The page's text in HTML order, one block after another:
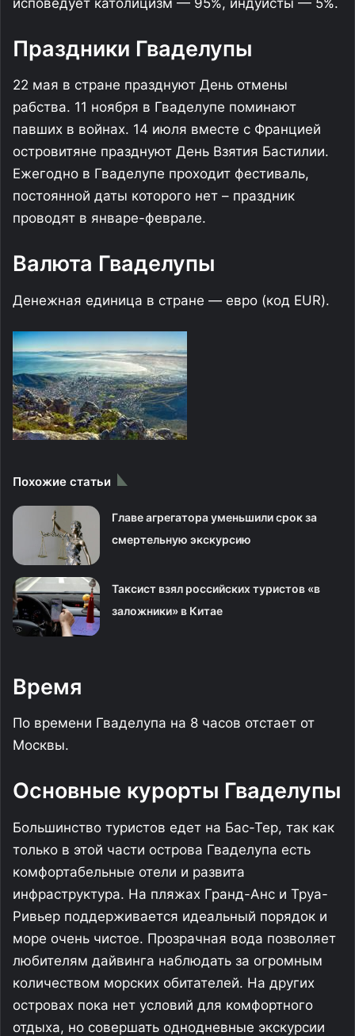
Праздники Гваделупы
22 мая в стране празднуют День отмены
рабства. 11 ноября в Гваделупе поминают
павших в войнах. 14 июля вместе с Францией
островитяне празднуют День Взятия Бастилии.
Ежегодно в Гваделупе проходит фестиваль,
постоянной даты которого нет – праздник
проводят в январе-феврале.
Валюта Гваделупы
Денежная единица в стране — евро (код EUR).
Похожие статьи
Главе агрегатора уменьшили срок за
смертельную экскурсию
Таксист взял российских туристов «в
заложники» в Китае
Время
По времени Гваделупа на 8 часов отстает от
Москвы.
Основные курорты Гваделупы
Большинство туристов едет на Бас-Тер, так как
только в этой части острова Гваделупа есть
комфортабельные отели и развита
инфраструктура. На пляжах Гранд-Анс и Труа-
Ривьер поддерживается идеальный порядок и
море очень чистое. Прозрачная вода позволяет
любителям дайвинга наблюдать за огромным
количеством морских обитателей. На других
островах пока нет условий для комфортного
отдыха, но совершать однодневные экскурсии